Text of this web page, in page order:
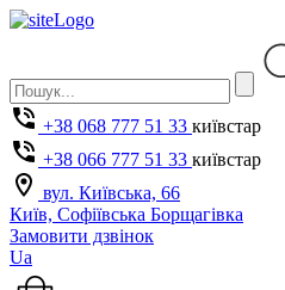
+38 068 777 51 33 київстар
+38 066 777 51 33 київстар
вул. Київська, 66
Київ, Софіївська Борщагівка
Замовити дзвінок
Ua